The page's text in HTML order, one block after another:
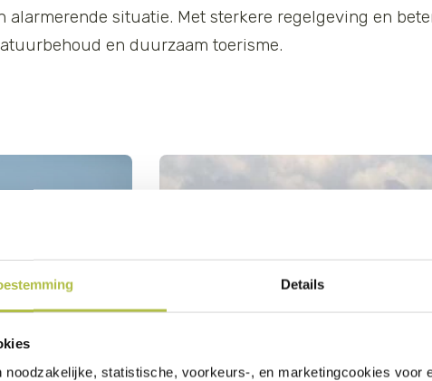
Details
noodzakelijke, statistische, voorkeurs-, en marketingcookies voor
alarmerende situatie. Met sterkere regelgeving en
en duurzaam toerisme.
CCS